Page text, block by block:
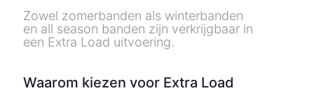
Zowel zomerbanden als winterbanden
en all season banden zijn verkrijgbaar in
een Extra Load uitvoering.
Waarom kiezen voor Extra Load